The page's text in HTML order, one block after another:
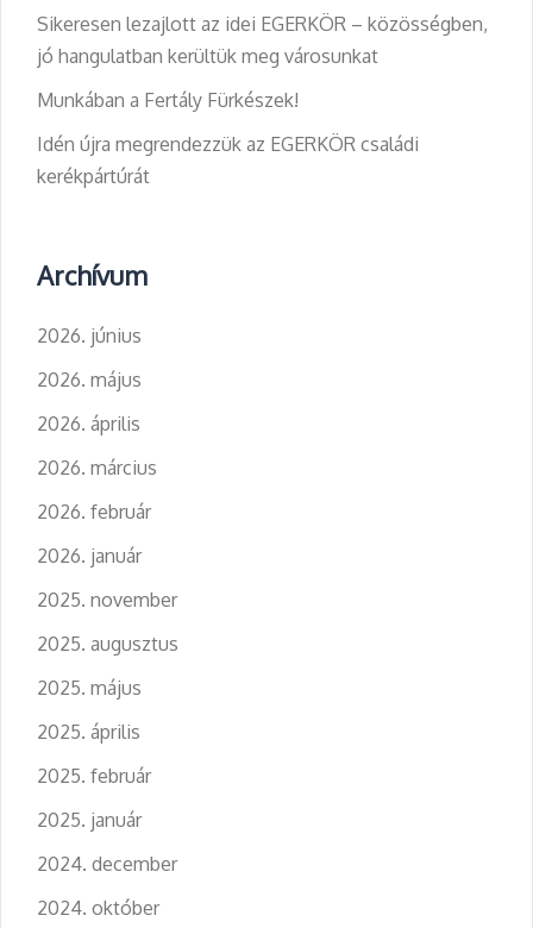
Sikeresen lezajlott az idei EGERKÖR – közösségben,
jó hangulatban kerültük meg városunkat
Munkában a Fertály Fürkészek!
Idén újra megrendezzük az EGERKÖR családi
kerékpártúrát
Archívum
2026. június
2026. május
2026. április
2026. március
2026. február
2026. január
2025. november
2025. augusztus
2025. május
2025. április
2025. február
2025. január
2024. december
2024. október